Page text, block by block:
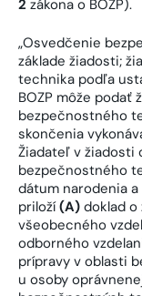
2 zákona o BOZP).
„Osvedčenie
základe žiadosti;
technika podľa
BOZP môže podať
bezpečnostného
skončenia
Žiadateľ v žiadosti
bezpečnostného
dátum narodenia
priloží(A) doklad
všeobecného
odborného
prípravy v oblasti
u osoby